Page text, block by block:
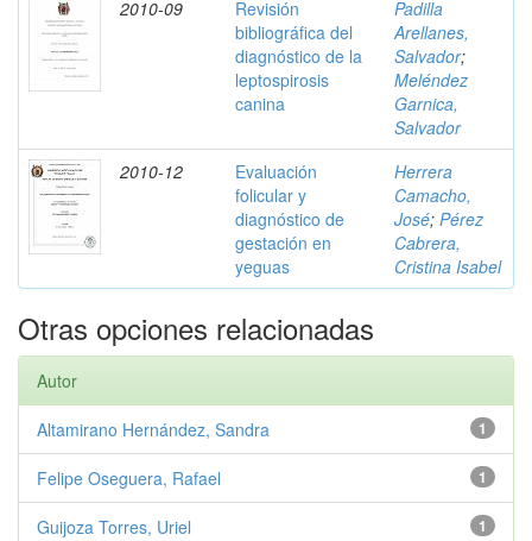
2010-09
Revisión
bibliográfica del
diagnóstico de la
leptospirosis
canina
Padilla
Arellanes,
Salvador;
Meléndez
Garnica,
Salvador
2010-12
Evaluación
folicular y
diagnóstico de
gestación en
yeguas
Herrera
Camacho,
José; Pérez
Cabrera,
Cristina Isabel
Otras opciones relacionadas
Autor
1
Altamirano Hernández, Sandra
1
Felipe Oseguera, Rafael
1
Guijoza Torres, Uriel